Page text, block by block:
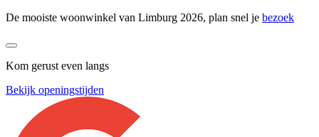
De mooiste woonwinkel van Limburg 2026, plan snel je bezoek
Kom gerust even langs
Bekijk openingstijden